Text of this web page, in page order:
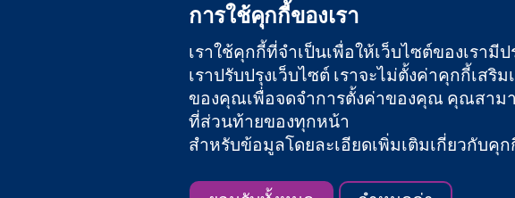
The Cochrane Collaboration เป็นองค์กรการกุศล (เลขที่ 1045921) และบริษัทจำกัดโ
สงวนลิขสิทธิ์ © 2026 The Cochrane Collaboration ข้อกำ
การใช้คุกกี้ของเรา
เราใช้คุกกี้ที่จำเป็นเพื่อให้เว็บไซต์ของเรามี
เราปรับปรุงเว็บไซต์ เราจะไม่ตั้งค่าคุกกี้เส
ของคุณเพื่อจดจำการตั้งค่าของคุณ คุณสาม
ที่ส่วนท้ายของทุกหน้า
สำหรับข้อมูลโดยละเอียดเพิ่มเติมเกี่ยวกับคุก